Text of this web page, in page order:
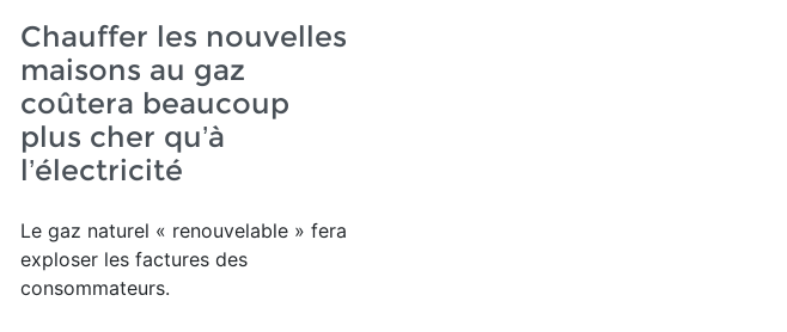
Chauffer les nouvelles
maisons au gaz
coûtera beaucoup
plus cher qu’à
l’électricité
Le gaz naturel « renouvelable » fera
exploser les factures des
consommateurs.